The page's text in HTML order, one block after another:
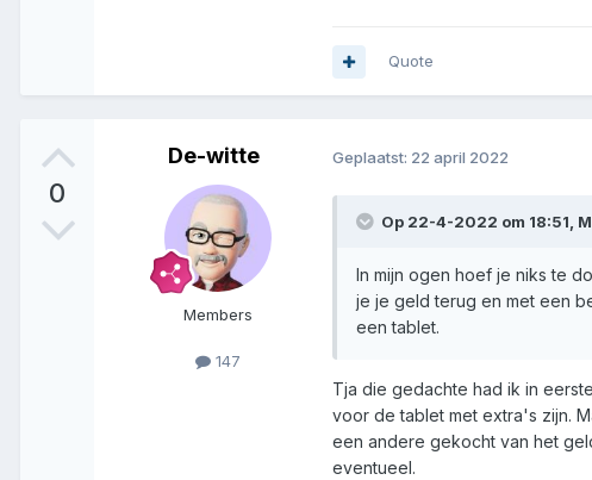
Quote
0
De-witte
Members
147
Geplaatst: 22 april 2022
Op 22-4-2022 om 18:51,
In mijn ogen hoef je niks te
je je geld terug en met een
een tablet.
Tja die gedachte had ik in
voor de tablet met extra's zijn.
een andere gekocht van het
eventueel.